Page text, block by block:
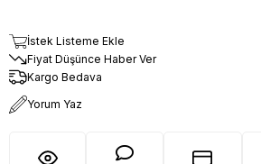
İstek Listeme Ekle
Fiyat Düşünce Haber Ver
Kargo Bedava
Yorum Yaz